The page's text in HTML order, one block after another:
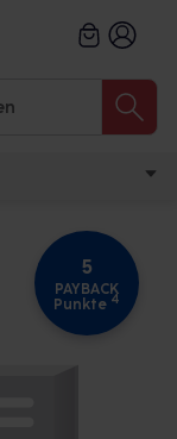
5
PAYBACK
Punkte 4